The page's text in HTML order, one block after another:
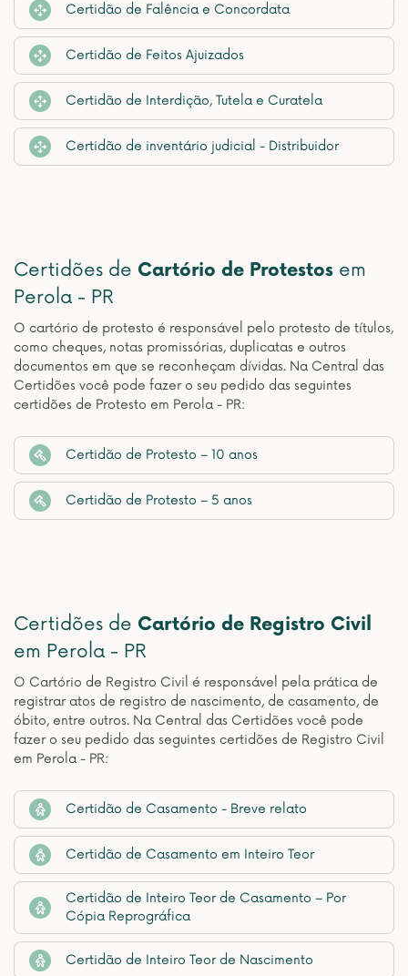
Certidão de Falência e Concordata
Certidão de Feitos Ajuizados
Certidão de Interdição, Tutela e Curatela
Certidão de inventário judicial - Distribuidor
Certidões de Cartório de Protestos em
Perola - PR
O cartório de protesto é responsável pelo protesto de títulos,
como cheques, notas promissórias, duplicatas e outros
documentos em que se reconheçam dívidas. Na Central das
Certidões você pode fazer o seu pedido das seguintes
certidões de Protesto em Perola - PR:
Certidão de Protesto – 10 anos
Certidão de Protesto – 5 anos
Certidões de Cartório de Registro Civil
em Perola - PR
O Cartório de Registro Civil é responsável pela prática de
registrar atos de registro de nascimento, de casamento, de
óbito, entre outros. Na Central das Certidões você pode
fazer o seu pedido das seguintes certidões de Registro Civil
em Perola - PR:
Certidão de Casamento - Breve relato
Certidão de Casamento em Inteiro Teor
Certidão de Inteiro Teor de Casamento – Por
Cópia Reprográfica
Certidão de Inteiro Teor de Nascimento